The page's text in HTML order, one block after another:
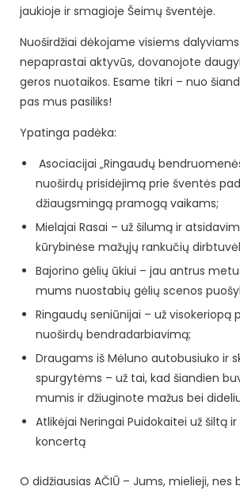
jaukioje ir smagioje Šeimų šventėje.
Nuoširdžiai dėkojame visiems
nepaprastai aktyvūs, dovanojote
geros nuotaikos. Esame tikri – nuo
pas mus pasiliks!
Ypatinga padėka:
Asociacijai „Ringaudų
nuoširdų prisidėjimą prie šventės
džiaugsmingą pramogą vaikams;
Mielajai Rasai – už šilumą ir
kūrybinėse mažųjų rankučių
Bajorino gėlių ūkiui – jau antrus
mums nuostabių gėlių scenos
Ringaudų seniūnijai – už visokeriopą
nuoširdų bendradarbiavimą;
Draugams iš Mėluno autobusiuko ir
spurgytėms – už tai, kad šiandien
mumis ir džiuginote mažus bei
Atlikėjai Neringai Puidokaitei už šiltą
koncertą
O didžiausias AČIŪ – Jums, mielieji, nes